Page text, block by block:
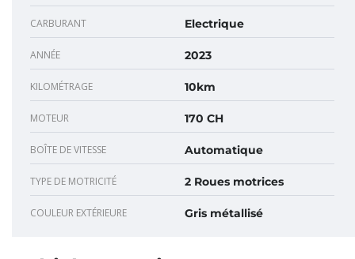
CARBURANT Electrique
ANNÉE 2023
KILOMÉTRAGE 10km
MOTEUR 170 CH
BOÎTE DE VITESSE Automatique
TYPE DE MOTRICITÉ 2 Roues motrices
COULEUR EXTÉRIEURE Gris métallisé